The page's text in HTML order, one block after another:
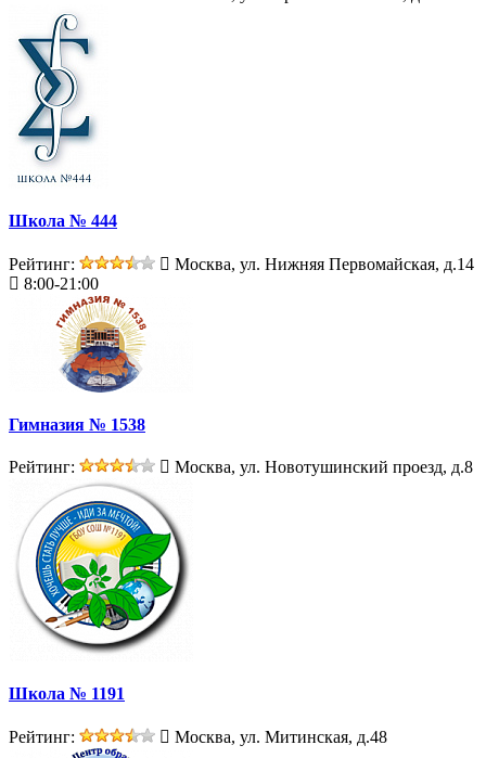
Школа № 444
Рейтинг:
Москва, ул. Нижняя Первомайская, д.14
8:00-21:00
Гимназия № 1538
Рейтинг: Москва, ул. Новотушинский проезд, д.8
Школа № 1191
Рейтинг: Москва, ул. Митинская, д.48